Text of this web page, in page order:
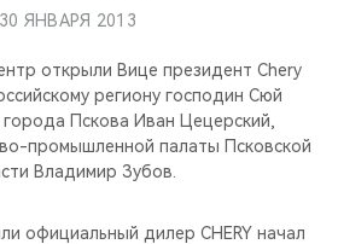
30 ЯНВАРЯ 2013
открыли Вице президент Chery
региону господин Сюй
Пскова Иван Цецерский,
промышленной палаты Псковской
Владимир Зубов.
официальный дилер CHERY начал